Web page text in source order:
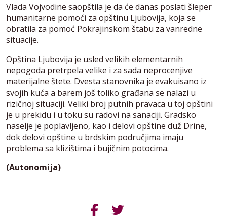
Vlada Vojvodine saopštila je da će danas poslati šleper
humanitarne pomoći za opštinu Ljubovija, koja se
obratila za pomoć Pokrajinskom štabu za vanredne
situacije.
Opština Ljubovija je usled velikih elementarnih
nepogoda pretrpela velike i za sada neprocenjive
materijalne štete. Dvesta stanovnika je evakuisano iz
svojih kuća a barem još toliko građana se nalazi u
rizičnoj situaciji. Veliki broj putnih pravaca u toj opštini
je u prekidu i u toku su radovi na sanaciji. Gradsko
naselje je poplavljeno, kao i delovi opštine duž Drine,
dok delovi opštine u brdskim područjima imaju
problema sa klizištima i bujičnim potocima.
(Autonomija)